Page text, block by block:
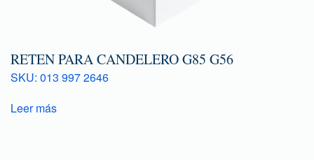
RETEN PARA CANDELERO G85 G56
SKU: 013 997 2646
Leer más